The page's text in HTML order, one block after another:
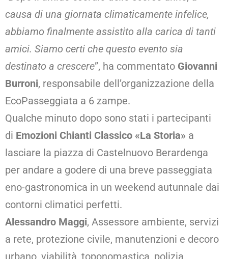
causa di una giornata climaticamente infelice,
abbiamo finalmente assistito alla carica di tanti
amici. Siamo certi che questo evento sia
destinato a crescere”, ha commentato Giovanni
Burroni, responsabile dell’organizzazione della
EcoPasseggiata a 6 zampe.
Qualche minuto dopo sono stati i partecipanti
di Emozioni Chianti Classico «La Storia» a
lasciare la piazza di Castelnuovo Berardenga
per andare a godere di una breve passeggiata
eno-gastronomica in un weekend autunnale dai
contorni climatici perfetti.
Alessandro Maggi, Assessore ambiente, servizi
a rete, protezione civile, manutenzioni e decoro